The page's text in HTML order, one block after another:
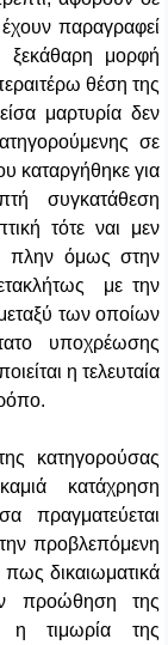
παραγραφεί
μορφή
θέση της
μαρτυρία δεν
σε
καταργήθηκε για
συγκατάθεση
τότε ναι μεν
πλην όμως στην
με την
των οποίων
υποχρέωσης
η τελευταία
κατηγορούσας
κατάχρηση
πραγματεύεται
προβλεπόμενη
δικαιωματικά
προώθηση της
η τιμωρία της